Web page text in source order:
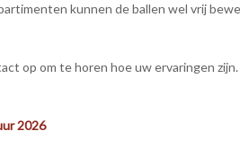
kunnen de ballen wel vrij
op om te horen hoe uw ervaringen
2026